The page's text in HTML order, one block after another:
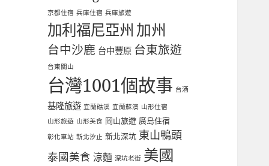
京都住宿 兵庫住宿 兵庫旅遊
加利福尼亞州 加州
台中沙鹿 台中豐原 台東旅遊
台東關山
台灣1001個故事 台酒
基隆旅遊 宜蘭礁溪 宜蘭蘇澳 山形住宿
山形旅遊 山形美食 岡山旅遊 廣島住宿
彰化車站 新北汐止 新北深坑 東山鴨頭
泰國美食 涼麵 深坑老街 美國